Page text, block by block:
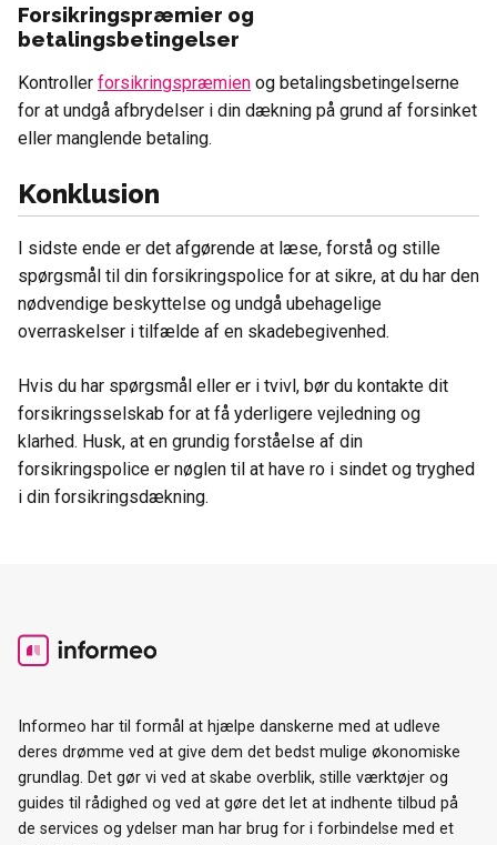
Forsikringspræmier og
betalingsbetingelser
Kontroller forsikringspræmien og betalingsbetingelserne
for at undgå afbrydelser i din dækning på grund af forsinket
eller manglende betaling.
Konklusion
I sidste ende er det afgørende at læse, forstå og stille
spørgsmål til din forsikringspolice for at sikre, at du har den
nødvendige beskyttelse og undgå ubehagelige
overraskelser i tilfælde af en skadebegivenhed.
Hvis du har spørgsmål eller er i tvivl, bør du kontakte dit
forsikringsselskab for at få yderligere vejledning og
klarhed. Husk, at en grundig forståelse af din
forsikringspolice er nøglen til at have ro i sindet og tryghed
i din forsikringsdækning.
Informeo har til formål at hjælpe danskerne med at udleve
deres drømme ved at give dem det bedst mulige økonomiske
grundlag. Det gør vi ved at skabe overblik, stille værktøjer og
guides til rådighed og ved at gøre det let at indhente tilbud på
de services og ydelser man har brug for i forbindelse med et